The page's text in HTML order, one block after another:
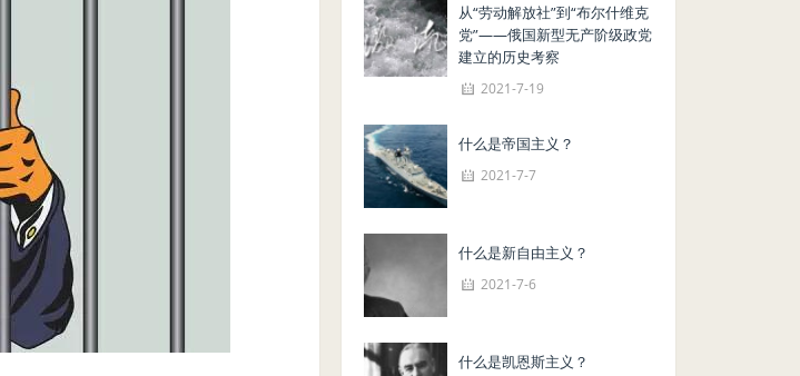
从“劳动解放社”到“布尔什维克
党”——俄国新型无产阶级政党
建立的历史考察
2021-7-19
什么是帝国主义？
2021-7-7
什么是新自由主义？
2021-7-6
什么是凯恩斯主义？